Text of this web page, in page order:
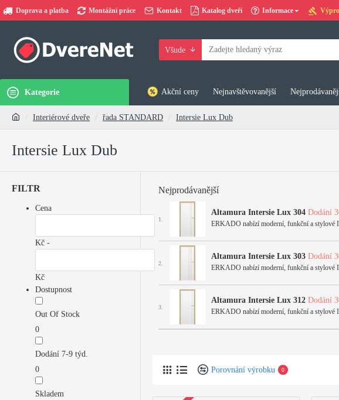
Doprava a platba Montážní práce Kontakt Katalog dveří Informace
Všude
Kategorie Akční ceny Nejnavštěvovanější
Interiérové dveře řada STANDARD Intersie Lux Dub
Intersie Lux Dub
FILTR
Cena
Kč -
Kč
Dostupnost
Out Of Stock
0
Dodání 7-9 týd.
0
Skladem
Nejprodávanější
1.
Altamura Intersie Lux 304 Dodání
ERKADO nabízí moderní, funkční a stylové
2.
Altamura Intersie Lux 303 Dodání
ERKADO nabízí moderní, funkční a stylové
3.
Altamura Intersie Lux 312 Dodání
ERKADO nabízí moderní, funkční a stylové
Porovnání výrobku 0